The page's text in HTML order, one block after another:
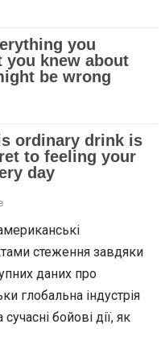
стеження завдяки
даних про
глобальна індустрія
бойові дії, як